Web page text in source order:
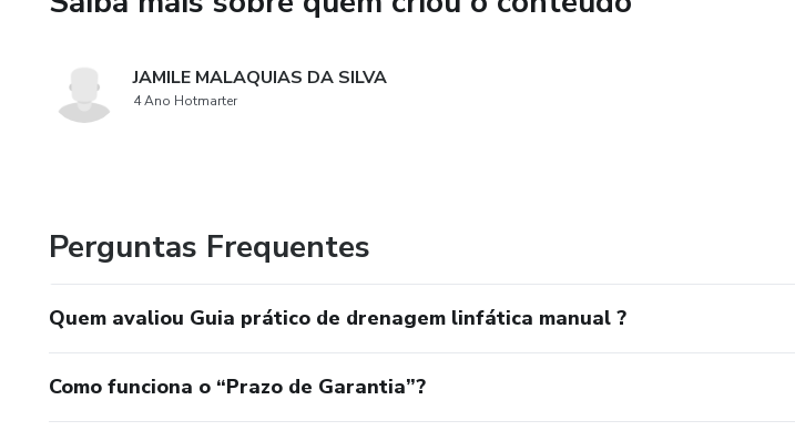
JAMILE MALAQUIAS DA SILVA
4 Ano Hotmarter
Perguntas Frequentes
Quem avaliou Guia prático de drenagem linfática manual ?
Como funciona o “Prazo de Garantia”?